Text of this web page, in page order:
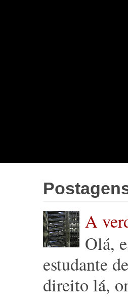
A
Olá,
estudante
direito lá,